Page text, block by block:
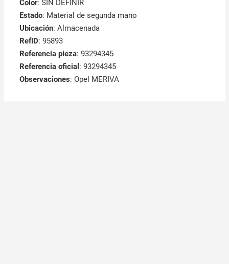
Color: SIN DEFINIR
Estado: Material de segunda mano
Ubicación: Almacenada
RefID: 95893
Referencia pieza: 93294345
Referencia oficial : 93294345
Observaciones: Opel MERIVA